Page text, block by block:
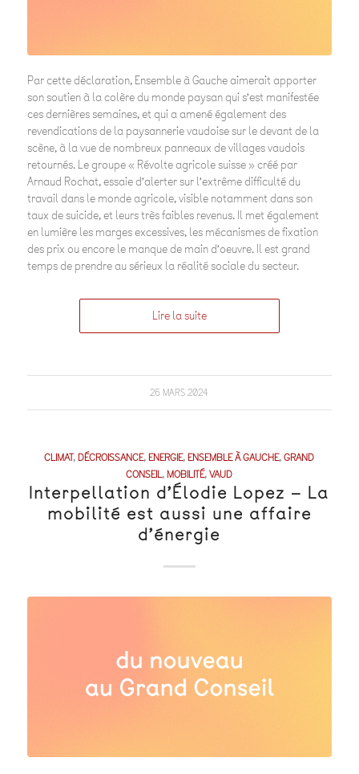
Par cette déclaration, Ensemble à Gauche aimerait apporter
son soutien à la colère du monde paysan qui s’est manifestée
ces dernières semaines, et qui a amené également des
revendications de la paysannerie vaudoise sur le devant de la
scène, à la vue de nombreux panneaux de villages vaudois
retournés. Le groupe « Révolte agricole suisse » créé par
Arnaud Rochat, essaie d’alerter sur l’extrême difficulté du
travail dans le monde agricole, visible notamment dans son
taux de suicide, et leurs très faibles revenus. Il met également
en lumière les marges excessives, les mécanismes de fixation
des prix ou encore le manque de main d’oeuvre. Il est grand
temps de prendre au sérieux la réalité sociale du secteur.
Lire la suite
26 MARS 2024
CLIMAT,DÉCROISSANCE,ENERGIE,ENSEMBLE À GAUCHE,GRAND
CONSEIL, MOBILITÉ,VAUD
Interpellation d’Élodie Lopez – La
mobilité est aussi une affaire
d’énergie